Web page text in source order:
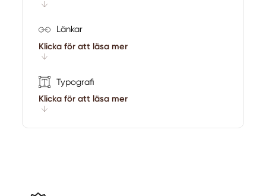
Länkar
Klicka för att läsa mer
Typografi
Klicka för att läsa mer